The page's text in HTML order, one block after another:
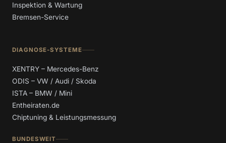
Inspektion & Wartung
Bremsen-Service
DIAGNOSE-SYSTEME
XENTRY – Mercedes-Benz
ODIS – VW / Audi / Skoda
ISTA – BMW / Mini
Entheiraten.de
Chiptuning & Leistungsmessung
BUNDESWEIT